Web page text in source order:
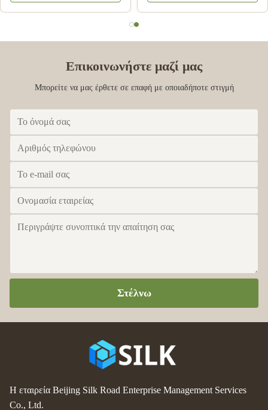
Επικοινωνήστε μαζί μας
Μπορείτε να μας έρθετε σε επαφή με οποιαδήποτε στιγμή
Στέλνω
Η εταιρεία Beijing Silk Road Enterprise Management Services
Co., Ltd.